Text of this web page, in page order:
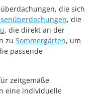
die sich
, die
, die direkt an der
zuSommergärten, um
passende
zeitgemäße
eine individuelle